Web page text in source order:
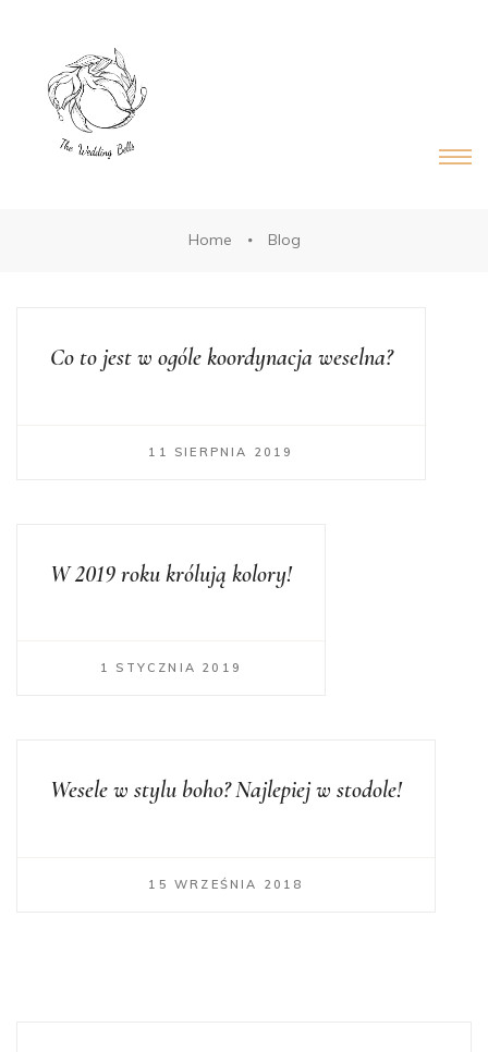
Home Blog
Co to jest w ogóle koordynacja weselna?
11 SIERPNIA 2019
W 2019 roku królują kolory!
1 STYCZNIA 2019
Wesele w stylu boho? Najlepiej w stodole!
15 WRZEŚNIA 2018